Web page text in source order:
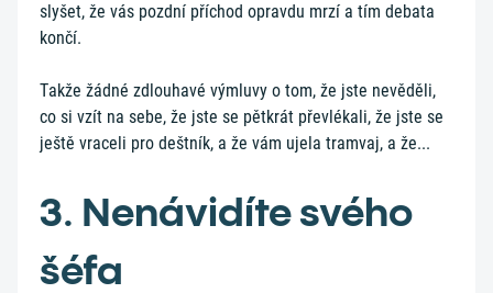
slyšet, že vás pozdní příchod opravdu mrzí a tím debata
končí.
Takže žádné zdlouhavé výmluvy o tom, že jste nevěděli,
co si vzít na sebe, že jste se pětkrát převlékali, že jste se
ještě vraceli pro deštník, a že vám ujela tramvaj, a že...
3. Nenávidíte svého
šéfa